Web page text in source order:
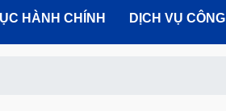
HÀNH CHÍNH DỊCH VỤ CÔNG